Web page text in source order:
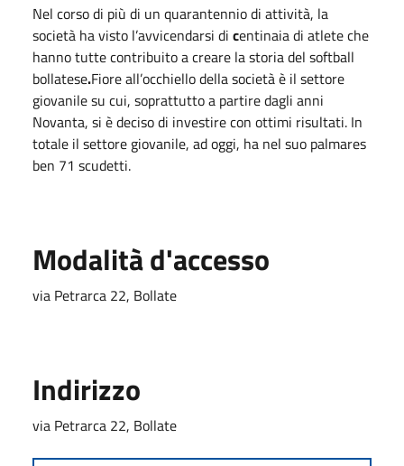
Nel corso di più di un quarantennio di attività, la
società ha visto l’avvicendarsi di centinaia di atlete che
hanno tutte contribuito a creare la storia del softball
bollatese.Fiore all’occhiello della società è il settore
giovanile su cui, soprattutto a partire dagli anni
Novanta, si è deciso di investire con ottimi risultati. In
totale il settore giovanile, ad oggi, ha nel suo palmares
ben 71 scudetti.
Modalità d'accesso
via Petrarca 22, Bollate
Indirizzo
via Petrarca 22, Bollate